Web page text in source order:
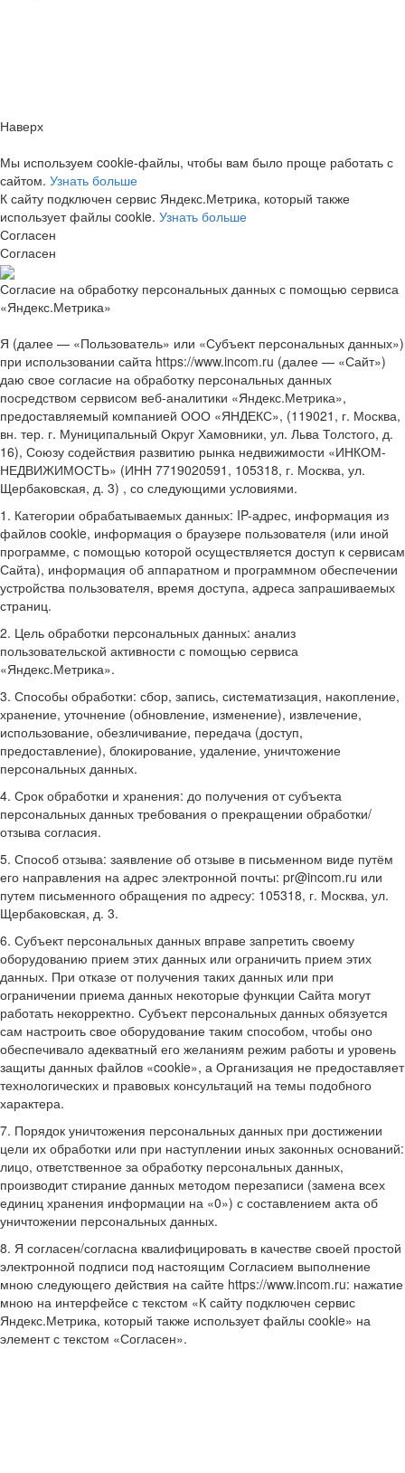
Наверх
Мы используем cookie-файлы, чтобы вам было проще работать с
сайтом. Узнать больше
К сайту подключен сервис Яндекс.Метрика, который также
использует файлы cookie. Узнать больше
Согласен
Согласен
Согласие на обработку персональных данных с помощью сервиса
«Яндекс.Метрика»
Я (далее — «Пользователь» или «Субъект персональных данных»)
при использовании сайта https://www.incom.ru (далее — «Сайт»)
даю свое согласие на обработку персональных данных
посредством сервисом веб-аналитики «Яндекс.Метрика»,
предоставляемый компанией ООО «ЯНДЕКС», (119021, г. Москва,
вн. тер. г. Муниципальный Округ Хамовники, ул. Льва Толстого, д.
16), Союзу содействия развитию рынка недвижимости «ИНКОМ-
НЕДВИЖИМОСТЬ» (ИНН 7719020591, 105318, г. Москва, ул.
Щербаковская, д. 3) , со следующими условиями.
1. Категории обрабатываемых данных: IP-адрес, информация из
файлов cookie, информация о браузере пользователя (или иной
программе, с помощью которой осуществляется доступ к сервисам
Сайта), информация об аппаратном и программном обеспечении
устройства пользователя, время доступа, адреса запрашиваемых
страниц.
2. Цель обработки персональных данных: анализ
пользовательской активности с помощью сервиса
«Яндекс.Метрика».
3. Способы обработки: сбор, запись, систематизация, накопление,
хранение, уточнение (обновление, изменение), извлечение,
использование, обезличивание, передача (доступ,
предоставление), блокирование, удаление, уничтожение
персональных данных.
4. Срок обработки и хранения: до получения от субъекта
персональных данных требования о прекращении обработки/
отзыва согласия.
5. Способ отзыва: заявление об отзыве в письменном виде путём
его направления на адрес электронной почты: pr@incom.ru или
путем письменного обращения по адресу: 105318, г. Москва, ул.
Щербаковская, д. 3.
6. Субъект персональных данных вправе запретить своему
оборудованию прием этих данных или ограничить прием этих
данных. При отказе от получения таких данных или при
ограничении приема данных некоторые функции Сайта могут
работать некорректно. Субъект персональных данных обязуется
сам настроить свое оборудование таким способом, чтобы оно
обеспечивало адекватный его желаниям режим работы и уровень
защиты данных файлов «cookie», а Организация не предоставляет
технологических и правовых консультаций на темы подобного
характера.
7. Порядок уничтожения персональных данных при достижении
цели их обработки или при наступлении иных законных оснований:
лицо, ответственное за обработку персональных данных,
производит стирание данных методом перезаписи (замена всех
единиц хранения информации на «0») с составлением акта об
уничтожении персональных данных.
8. Я согласен/согласна квалифицировать в качестве своей простой
электронной подписи под настоящим Согласием выполнение
мною следующего действия на сайте https://www.incom.ru: нажатие
мною на интерфейсе с текстом «К сайту подключен сервис
Яндекс.Метрика, который также использует файлы cookie» на
элемент с текстом «Согласен».